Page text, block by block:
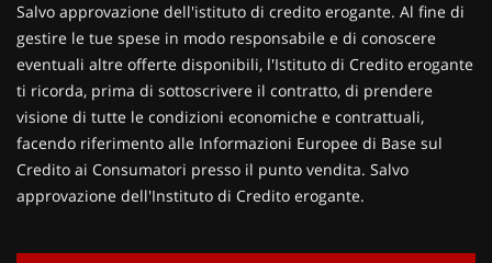
Salvo approvazione dell'istituto di credito erogante. Al fine di
gestire le tue spese in modo responsabile e di conoscere
eventuali altre offerte disponibili, l'Istituto di Credito erogante
ti ricorda, prima di sottoscrivere il contratto, di prendere
visione di tutte le condizioni economiche e contrattuali,
facendo riferimento alle Informazioni Europee di Base sul
Credito ai Consumatori presso il punto vendita. Salvo
approvazione dell'Instituto di Credito erogante.